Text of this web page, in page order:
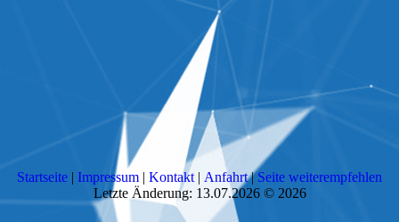
Startseite | Impressum | Kontakt | Anfahrt|Seite weiterempfehlen
Letzte Änderung: 13.07.2026 © 2026